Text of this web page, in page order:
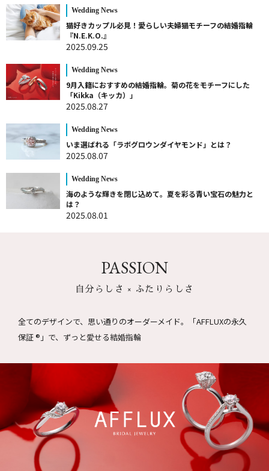
Wedding News
猫好きカップル必見！愛らしい夫婦猫モチーフの結婚指輪
『N.E.K.O.』
2025.09.25
Wedding News
9月入籍におすすめの結婚指輪。菊の花をモチーフにした
「Kikka（キッカ）」
2025.08.27
Wedding News
いま選ばれる「ラボグロウンダイヤモンド」とは？
2025.08.07
Wedding News
海のような輝きを閉じ込めて。夏を彩る青い宝石の魅力と
は？
2025.08.01
PASSION
自分らしさ × ふたりらしさ
全てのデザインで、思い通りのオーダーメイド。
「AFFLUXの永久
保証 ®」で、ずっと愛せる結婚指輪